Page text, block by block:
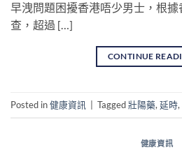
早洩問題困擾香港唔少男士，根
查，超過 […]
CONTINUE
Posted in健康資訊 Tagged壯陽藥, 延時,
健康資訊